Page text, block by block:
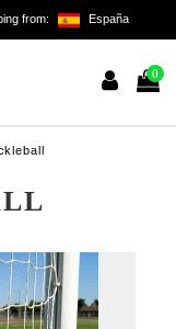
from: España
0